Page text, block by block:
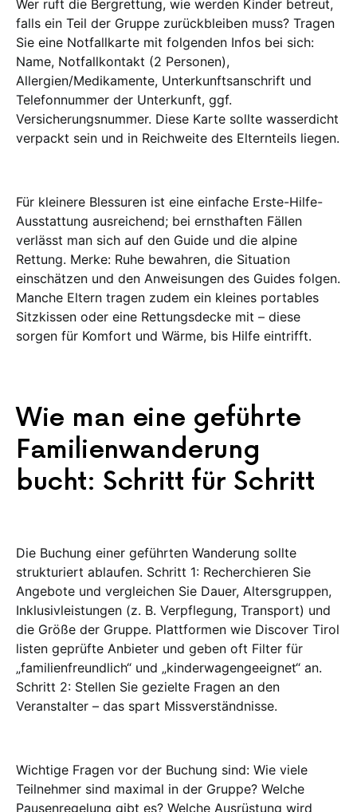
Wer ruft die Bergrettung, wie werden Kinder betreut,
falls ein Teil der Gruppe zurückbleiben muss? Tragen
Sie eine Notfallkarte mit folgenden Infos bei sich:
Name, Notfallkontakt (2 Personen),
Allergien/Medikamente, Unterkunftsanschrift und
Telefonnummer der Unterkunft, ggf.
Versicherungsnummer. Diese Karte sollte wasserdicht
verpackt sein und in Reichweite des Elternteils liegen.
Für kleinere Blessuren ist eine einfache Erste-Hilfe-
Ausstattung ausreichend; bei ernsthaften Fällen
verlässt man sich auf den Guide und die alpine
Rettung. Merke: Ruhe bewahren, die Situation
einschätzen und den Anweisungen des Guides folgen.
Manche Eltern tragen zudem ein kleines portables
Sitzkissen oder eine Rettungsdecke mit – diese
sorgen für Komfort und Wärme, bis Hilfe eintrifft.
Wie man eine geführte
Familienwanderung
bucht: Schritt für Schritt
Die Buchung einer geführten Wanderung sollte
strukturiert ablaufen. Schritt 1: Recherchieren Sie
Angebote und vergleichen Sie Dauer, Altersgruppen,
Inklusivleistungen (z. B. Verpflegung, Transport) und
die Größe der Gruppe. Plattformen wie Discover Tirol
listen geprüfte Anbieter und geben oft Filter für
„familienfreundlich“ und „kinderwagengeeignet“ an.
Schritt 2: Stellen Sie gezielte Fragen an den
Veranstalter – das spart Missverständnisse.
Wichtige Fragen vor der Buchung sind: Wie viele
Teilnehmer sind maximal in der Gruppe? Welche
Pausenregelung gibt es? Welche Ausrüstung wird